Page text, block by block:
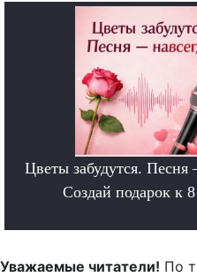
Цветы забудутся. Песня
Создай подарок к
Уважаемые читатели! По